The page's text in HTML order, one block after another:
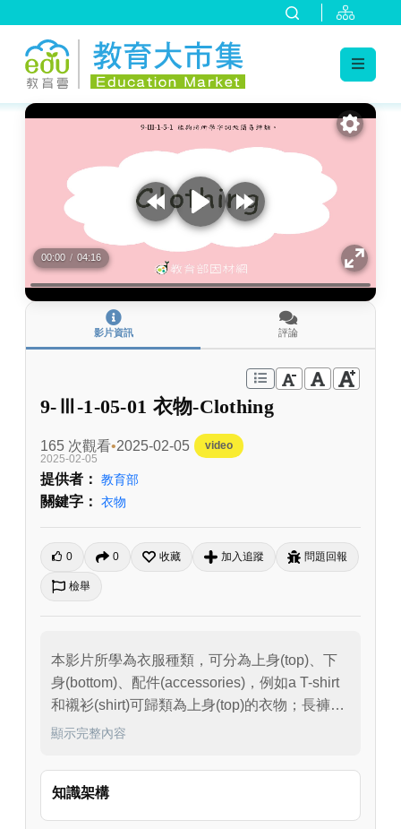
:::
00:00 / 04:16
影片資訊 評論
9-Ⅲ-1-05-01 衣物-Clothing
165 次觀看 2025-02-05
video
2025-02-05
提供者： 教育部
關鍵字： 衣物
0 0 收藏 加入追蹤 問題回報
檢舉
本影片所學為衣服種類，可分為上身(top)、下
身(bottom)、配件(accessories)，例如a T-shirt
和襯衫(shirt)可歸類為上身(top)的衣物；長褲
(pants)、牛仔褲(jeans)可歸類為下身(bottom)的
necklace)、耳環(earrings)、皮帶(a belt)、帽子
(a cap)、袋子( a bag)以及鞋子(shoes)等則屬於
配件。此外，影片中也說明夾克外套(jacket)以
顯示完整內容
知識架構